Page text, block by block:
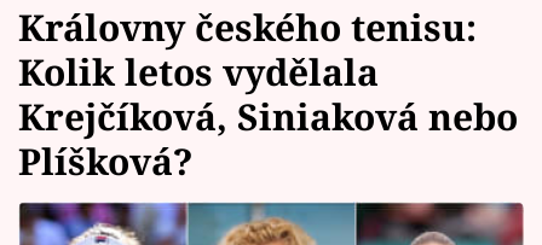
Témata
Celebrity
Vztahy
Královny českého tenisu:
Kolik letos vydělala
Krejčíková, Siniaková nebo
Plíšková?